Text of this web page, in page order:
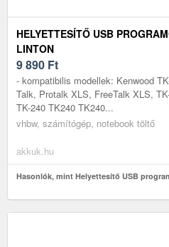
HELYETTESÍTŐ USB
LINTON
9 890 Ft
- kompatibilis modellek: Kenwood
Talk, Protalk XLS, FreeTalk XLS,
TK-240 TK240 TK240...
vhbw, számítógép, notebook töltő
akkuk.hu
Hasonlók, mint Helyettesítő USB